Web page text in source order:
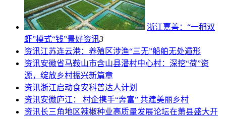
浙江嘉善：“一稻双
虾”模式“钱”景好资讯3
资讯江苏连云港：养殖区涉渔“三无”船舶无处遁形
资讯安徽省马鞍山市含山县潘村中心村：深挖“荷”资
源，绽放乡村振兴新篇章
资讯浙江启动食安科普达人计划
资讯安徽庐江： 村企携手“奔富” 共建美丽乡村
资讯长三角地区辣椒种业高质量发展论坛在萧县盛大开